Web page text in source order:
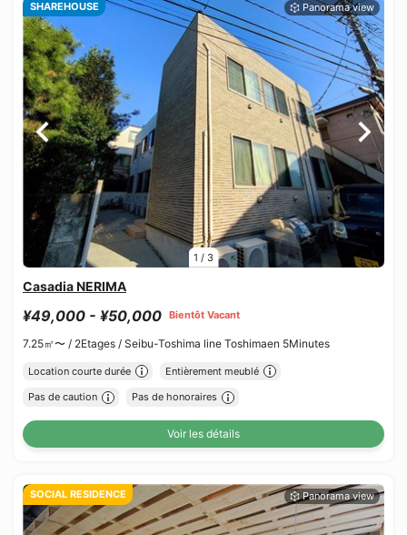
1 / 3
SHAREHOUSE
Casadia NERIMA
¥49,000 - ¥50,000 Bientôt Vacant
7.25㎡〜 / 2Etages / Seibu-Toshima line Toshimaen 5Minutes
Location courte durée Entièrement meublé
Pas de caution Pas de honoraires
Voir les détails
SOCIAL RESIDENCE